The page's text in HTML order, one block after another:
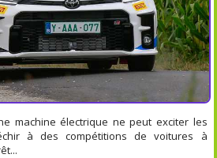
machine électrique ne peut exciter les
à des compétitions de voitures à